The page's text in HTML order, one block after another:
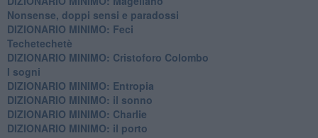
Nonsense, doppi sensi e paradossi
DIZIONARIO MINIMO: Feci
Techetechetè
DIZIONARIO MINIMO: Cristoforo Colombo
I sogni
DIZIONARIO MINIMO: Entropia
DIZIONARIO MINIMO: il sonno
DIZIONARIO MINIMO: Charlie
DIZIONARIO MINIMO: il porto